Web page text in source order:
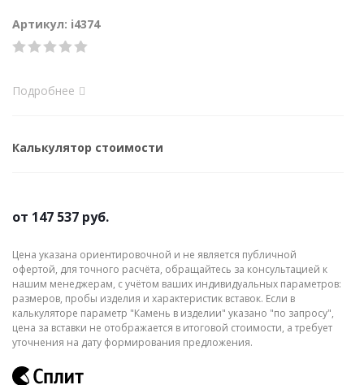
Артикул: i4374
Подробнее
Калькулятор стоимости
от 147 537 руб.
Цена указана ориентировочной и не является публичной
офертой, для точного расчёта, обращайтесь за консультацией к
нашим менеджерам, с учётом ваших индивидуальных параметров:
размеров, пробы изделия и характеристик вставок. Если в
калькуляторе параметр "Камень в изделии" указано "по запросу",
цена за вставки не отображается в итоговой стоимости, а требует
уточнения на дату формирования предложения.